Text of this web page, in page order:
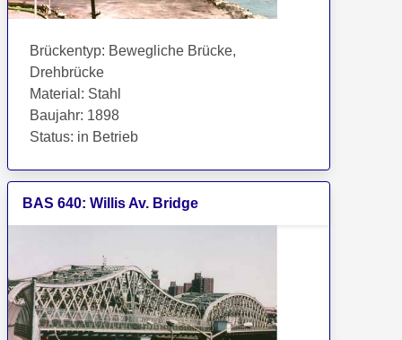
Brückentyp: Bewegliche Brücke,
Drehbrücke
Material : Stahl
Baujahr: 1898
Status: in Betrieb
BAS 640: Willis Av. Bridge